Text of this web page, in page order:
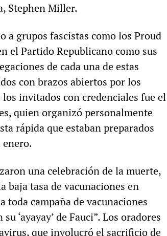
Stephen Miller.
a grupos fascistas como los Proud
el Partido Republicano como sus
de cada una de estas
con brazos abiertos por los
invitados con credenciales fue el
quien organizó personalmente
rápida que estaban preparados
enero.
una celebración de la muerte,
baja tasa de vacunaciones en
toda campaña de vacunaciones
‘ayayay’ de Fauci”. Los oradores
que involucró el sacrificio de